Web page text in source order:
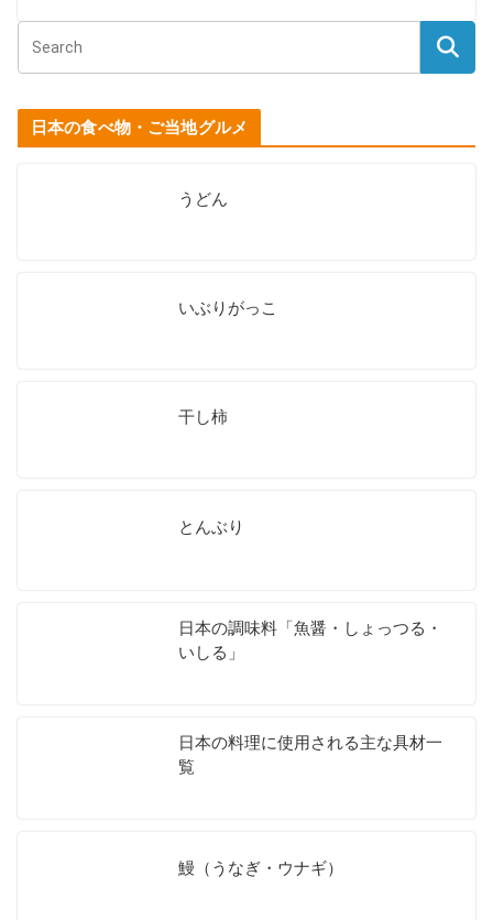
日本の食べ物・ご当地グルメ
うどん
いぶりがっこ
干し柿
とんぶり
日本の調味料「魚醤・しょっつる・
いしる」
日本の料理に使用される主な具材一
覧
鰻（うなぎ・ウナギ）